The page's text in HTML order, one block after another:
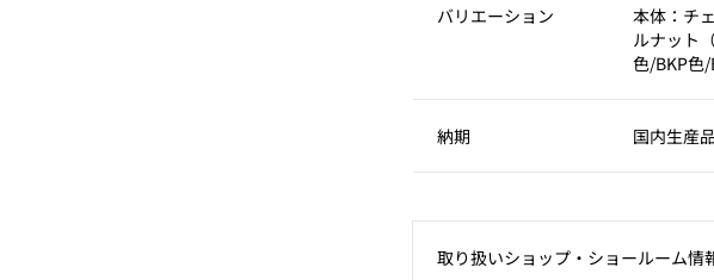
バリエーション
本体：チ
ルナット
色/BKP色/
納期 国内生産品
取り扱いショップ‧ショールーム情